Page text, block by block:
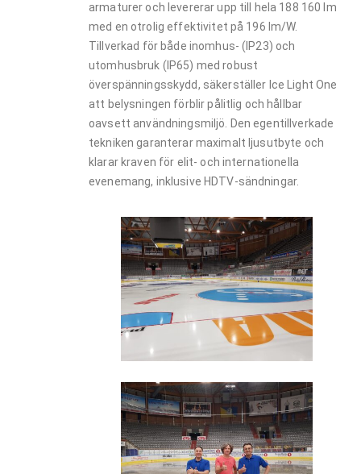
armaturer och levererar upp till hela 188 160 lm
med en otrolig effektivitet på 196 lm/W.
Tillverkad för både inomhus- (IP23) och
utomhusbruk (IP65) med robust
överspänningsskydd, säkerställer Ice Light One
att belysningen förblir pålitlig och hållbar
oavsett användningsmiljö. Den egentillverkade
tekniken garanterar maximalt ljusutbyte och
klarar kraven för elit- och internationella
evenemang, inklusive HDTV-sändningar.